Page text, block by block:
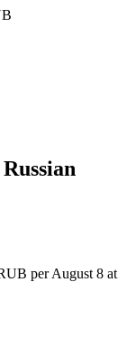
per August 8 at